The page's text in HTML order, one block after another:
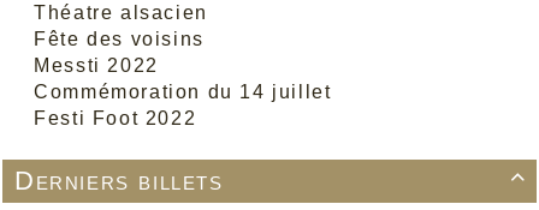
Théatre alsacien
Fête des voisins
Messti 2022
Commémoration du 14 juillet
Festi Foot 2022

Derniers billets